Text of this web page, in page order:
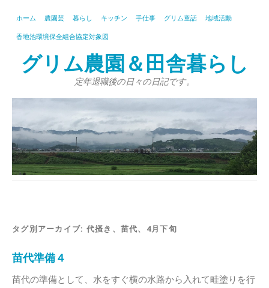
ホーム 農園芸 暮らし キッチン 手仕事 グリム童話 地域活動
香地池環境保全組合協定対象図
グリム農園＆田舎暮らし
定年退職後の日々の日記です。
タグ別アーカイブ: 代掻き、苗代、4月下旬
苗代準備４
苗代の準備として、水をすぐ横の水路から入れて畦塗りを行